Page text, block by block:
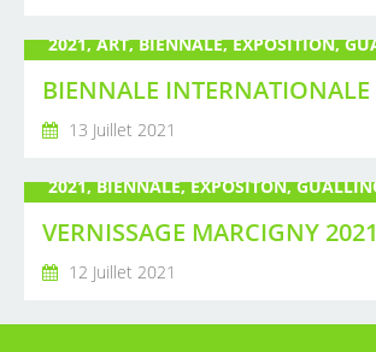
13 Juillet 2021
VERNISSAGE MARCIGNY 2021
12 Juillet 2021